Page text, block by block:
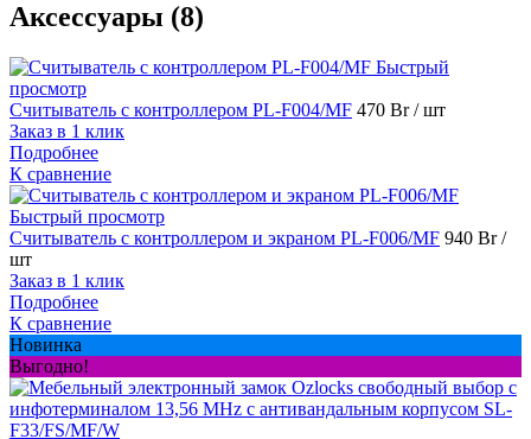
Аксессуары (8)
Быстрый
просмотр
Считыватель с контроллером PL-F004/MF 470 Br/ шт
Заказ в 1 клик
Подробнее
К сравнение
Быстрый просмотр
Считыватель с контроллером и экраном PL-F006/MF 940 Br/
шт
Заказ в 1 клик
Подробнее
К сравнение
Новинка
Выгодно!